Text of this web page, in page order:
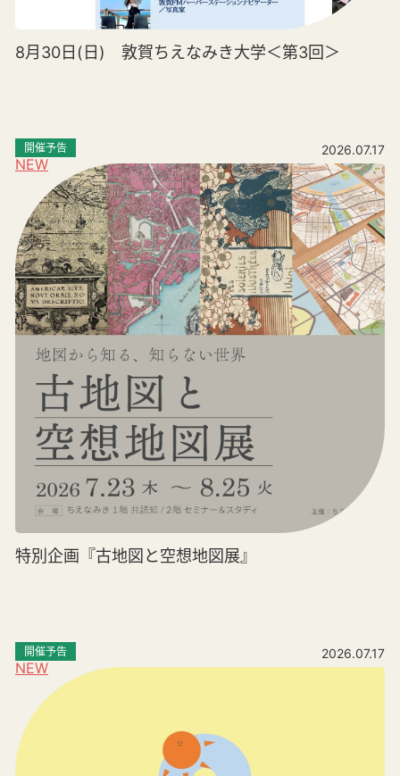
8月30日(日) 敦賀ちえなみき大学＜第3回＞
NEW
開催予告 2026.07.17
特別企画『古地図と空想地図展』
NEW
開催予告 2026.07.17